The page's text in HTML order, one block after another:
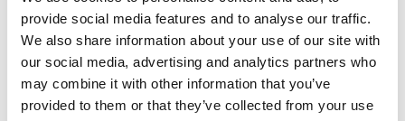
provide social media features and to analyse our traffic.
We also share information about your use of our site with
our social media, advertising and analytics partners who
may combine it with other information that you’ve
provided to them or that they’ve collected from your use